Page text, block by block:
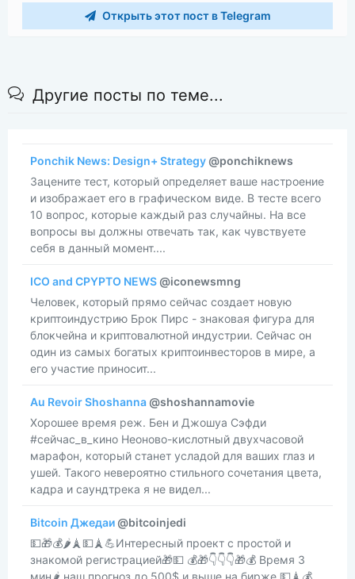
Открыть этот пост в Telegram
Другие посты по теме...
Ponchik News: Design+ Strategy@ponchiknews
Зацените тест, который определяет ваше настроение
и изображает его в графическом виде. В тесте всего
10 вопрос, которые каждый раз случайны. На все
вопросы вы должны отвечать так, как чувствуете
себя в данный момент....
ICO and CPYPTO NEWS@iconewsmng
​​Человек, который прямо сейчас создает новую
криптоиндустрию Брок Пирс - знаковая фигура для
блокчейна и криптовалютной индустрии. Сейчас он
один из самых богатых криптоинвесторов в мире, а
его участие приносит...
Au Revoir Shoshanna@shoshannamovie
Хорошее время реж. Бен и Джошуа Сэфди
#сейчас_в_кино Неоново-кислотный двухчасовой
марафон, который станет усладой для ваших глаз и
ушей. Такого невероятно стильного сочетания цвета,
кадра и саундтрека я не видел...
Bitcoin Джедаи@bitcoinjedi
​​💵🎁💰🌶🗼💵🗼💪Интересный проект с простой и
знакомой регистрацией🎁💵 💰🎁👇👇👇🎁💰 Время 3
мин🌶 наш прогноз до 500$ и выше на бирже 💵🗼💰